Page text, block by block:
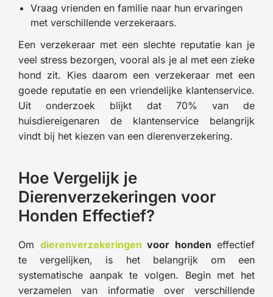
Vraag vrienden en familie naar hun ervaringen
met verschillende verzekeraars.
Een verzekeraar met een slechte reputatie kan je
veel stress bezorgen, vooral als je al met een zieke
hond zit. Kies daarom een verzekeraar met een
goede reputatie en een vriendelijke klantenservice.
Uit onderzoek blijkt dat 70% van de
huisdiereigenaren de klantenservice belangrijk
vindt bij het kiezen van een dierenverzekering.
Hoe Vergelijk je
Dierenverzekeringen voor
Honden Effectief?
Om dierenverzekeringen voor honden effectief
te vergelijken, is het belangrijk om een
systematische aanpak te volgen. Begin met het
verzamelen van informatie over verschillende